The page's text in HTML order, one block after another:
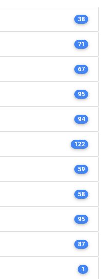
38
71
67
95
94
122
59
58
95
87
1